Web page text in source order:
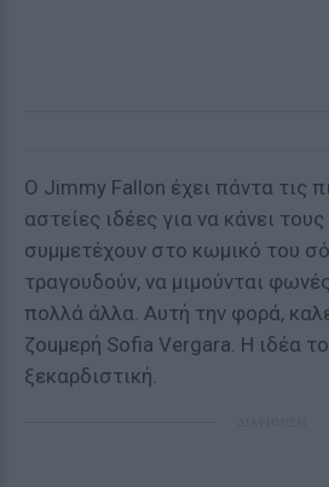
Ο Jimmy Fallon έχει πάντα τις
αστείες ιδέες για να κάνει
συμμετέχουν στο κωμικό του
τραγουδούν, να μιμούνται
πολλά άλλα. Αυτή την φορά,
ζοuμερή Sofia Vergara. Η ιδέα
ξεκαρδιστική.